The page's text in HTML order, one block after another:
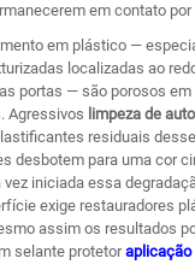
em contato
em plástico —
localizadas ao
portas — são porosos
Agressivos limpeza de
residuais
desbotem para uma cor
iniciada essa
exige restauradores
assim os resultados
selante protetoraplicação